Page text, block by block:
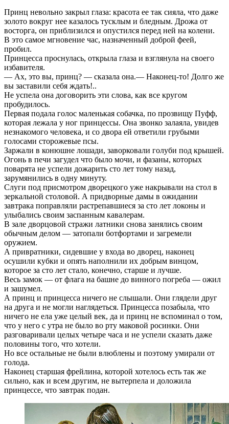
Принц невольно закрыл глаза: красота ее так сияла, что даже
золото вокруг нее казалось тусклым и бледным. Дрожа от
восторга, он приблизился и опустился перед ней на колени.
В это самое мгновение час, назначенный доброй феей,
пробил.
Принцесса проснулась, открыла глаза и взглянула на своего
избавителя.
— Ах, это вы, принц? — сказала она.— Наконец-то! Долго же
вы заставили себя ждать!..
Не успела она договорить эти слова, как все кругом
пробудилось.
Первая подала голос маленькая собачка, по прозвищу Пуфф,
которая лежала у ног принцессы. Она звонко залаяла, увидев
незнакомого человека, и со двора ей ответили грубыми
голосами сторожевые псы.
Заржали в конюшне лошади, заворковали голуби под крышей.
Огонь в печи загудел что было мочи, и фазаны, которых
поварята не успели дожарить сто лет тому назад,
зарумянились в одну минуту.
Слуги под присмотром дворецкого уже накрывали на стол в
зеркальной столовой. А придворные дамы в ожидании
завтрака поправляли растрепавшиеся за сто лет локоны и
улыбались своим заспанным кавалерам.
В зале дворцовой стражи латники снова занялись своим
обычным делом — затопали ботфортами и загремели
оружием.
А привратники, сидевшие у входа во дворец, наконец
осушили кубки и опять наполнили их добрым винцом,
которое за сто лет стало, конечно, старше и лучше.
Весь замок — от флага на башне до винного погреба — ожил
и зашумел.
А принц и принцесса ничего не слышали. Они глядели друг
на друга и не могли наглядеться. Принцесса позабыла, что
ничего не ела уже целый век, да и принц не вспоминал о том,
что у него с утра не было во рту маковой росинки. Они
разговаривали целых четыре часа и не успели сказать даже
половины того, что хотели.
Но все остальные не были влюблены и поэтому умирали от
голода.
Наконец старшая фрейлина, которой хотелось есть так же
сильно, как и всем другим, не вытерпела и доложила
принцессе, что завтрак подан.